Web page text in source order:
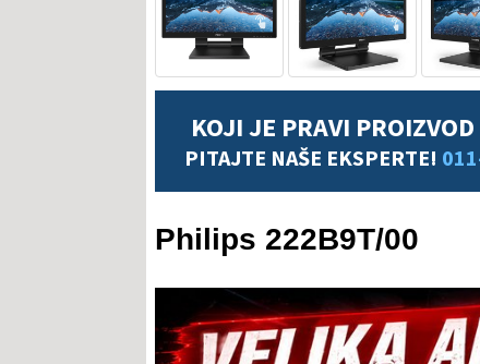
KOJI JE PRAVI PROIZVOD
PITAJTE NAŠE EKSPERTE!
Philips 222B9T/00